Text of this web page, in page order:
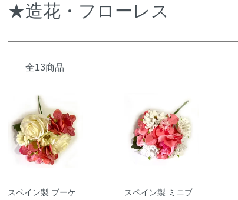
★造花・フローレス
全13商品
スペイン製 ブーケ
スペイン製 ミニブ